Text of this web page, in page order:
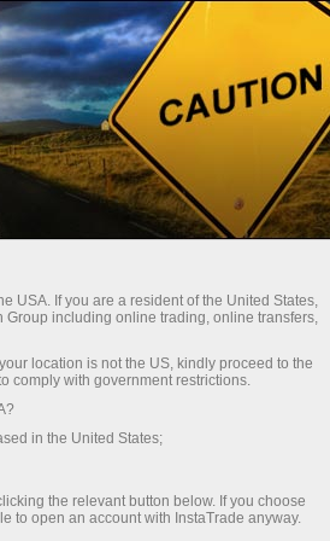
de negociação
Serviços da Empresa
USA. If you are a resident of the United States,
including online trading, online transfers,
location is not the US, kindly proceed to the
comply with government restrictions.
in the United States;
the relevant button below. If you choose
to open an account with InstaTrade anyway.